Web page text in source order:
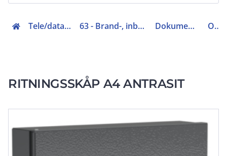
Tele/data och säkerhet (50-63) 63 - Brand-, inbrottslarm, kameraövervakning Dokumentskåp/kontrolljournal ORS-4A
RITNINGSSKÅP A4 ANTRASIT